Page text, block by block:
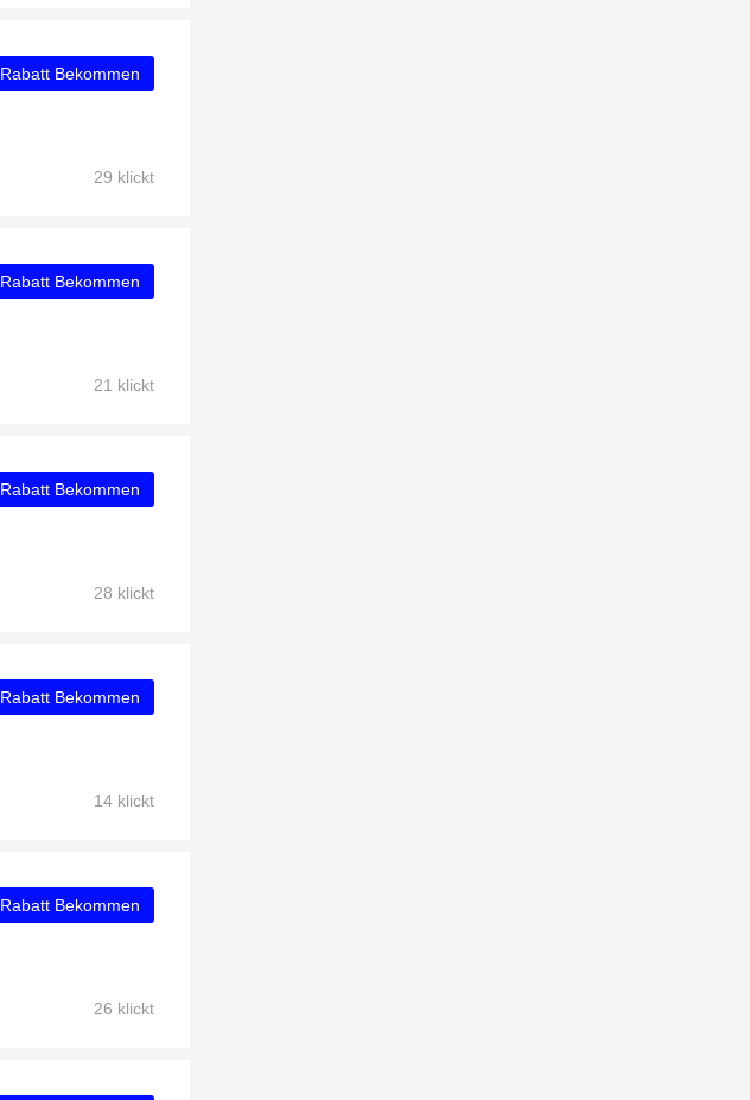
Rabatt Bekommen
29 klickt
Rabatt Bekommen
21 klickt
Rabatt Bekommen
28 klickt
Rabatt Bekommen
14 klickt
Rabatt Bekommen
26 klickt